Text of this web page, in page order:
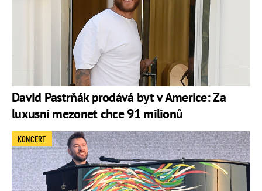
David Pastrňák prodává byt v Americe: Za
luxusní mezonet chce 91 milionů
KONCERT